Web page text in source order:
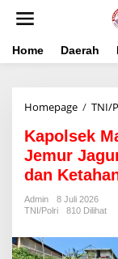
Home Daerah
Homepage / TNI/
Kapolsek
Jemur
dan
Admin
8 Juli 2026
TNI/Polri
810 Dilihat